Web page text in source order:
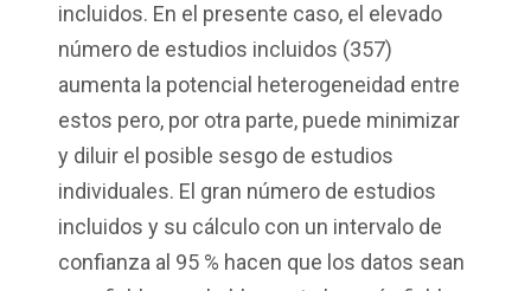
incluidos. En el presente caso, el elevado
número de estudios incluidos (357)
aumenta la potencial heterogeneidad entre
estos pero, por otra parte, puede minimizar
y diluir el posible sesgo de estudios
individuales. El gran número de estudios
incluidos y su cálculo con un intervalo de
confianza al 95 % hacen que los datos sean